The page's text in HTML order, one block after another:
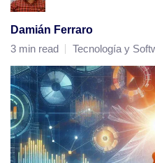
Damián Ferraro
3 min read
Tecnología y